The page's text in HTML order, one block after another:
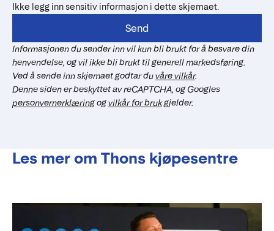
Ikke legg inn sensitiv informasjon i dette skjemaet.
Informasjonen du sender inn vil kun bli brukt for å besvare din
henvendelse, og vil ikke bli brukt til generell markedsføring.
Ved å sende inn skjemaet godtar duvåre vilkår.
Denne siden er beskyttet av reCAPTCHA, og Googles
personvernerklæringogvilkår for brukgjelder.
Send
Les mer om Thons kjøpesentre